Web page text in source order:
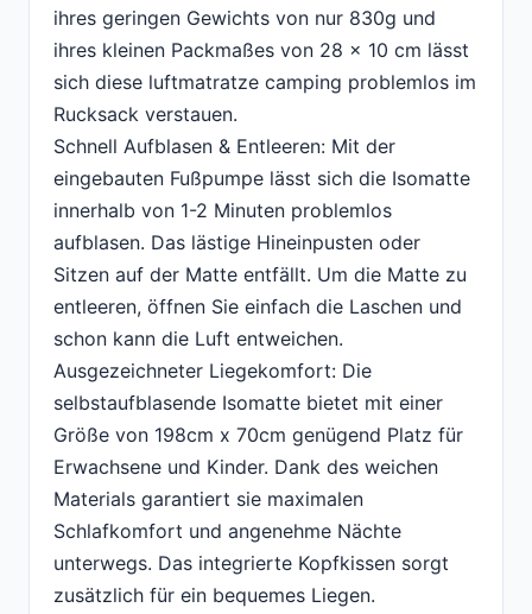
ihres geringen Gewichts von nur 830g und
ihres kleinen Packmaßes von 28 x 10 cm lässt
sich diese luftmatratze camping problemlos im
Rucksack verstauen.
Schnell Aufblasen & Entleeren: Mit der
eingebauten Fußpumpe lässt sich die Isomatte
innerhalb von 1-2 Minuten problemlos
aufblasen. Das lästige Hineinpusten oder
Sitzen auf der Matte entfällt. Um die Matte zu
entleeren, öffnen Sie einfach die Laschen und
schon kann die Luft entweichen.
Ausgezeichneter Liegekomfort: Die
selbstaufblasende Isomatte bietet mit einer
Größe von 198cm x 70cm genügend Platz für
Erwachsene und Kinder. Dank des weichen
Materials garantiert sie maximalen
Schlafkomfort und angenehme Nächte
unterwegs. Das integrierte Kopfkissen sorgt
zusätzlich für ein bequemes Liegen.